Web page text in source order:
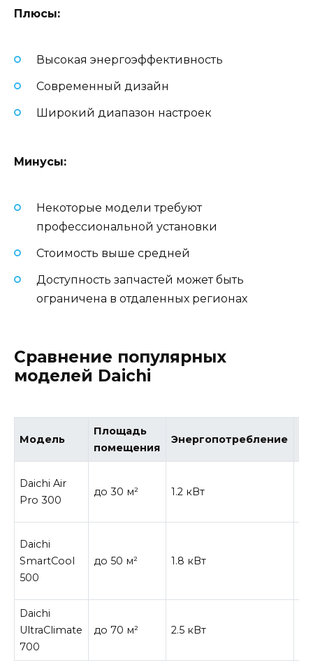
Плюсы:
Высокая энергоэффективность
Современный дизайн
Широкий диапазон настроек
Минусы:
Некоторые модели требуют
профессиональной установки
Стоимость выше средней
Доступность запчастей может быть
ограничена в отдаленных регионах
Сравнение популярных
моделей Daichi
Модель
Площадь
помещения
Энергопотребление
Daichi Air
Pro 300
до 30 м² 1.2 кВт
Daichi
SmartCool
500
до 50 м² 1.8 кВт
Daichi
UltraClimate
700
до 70 м² 2.5 кВт